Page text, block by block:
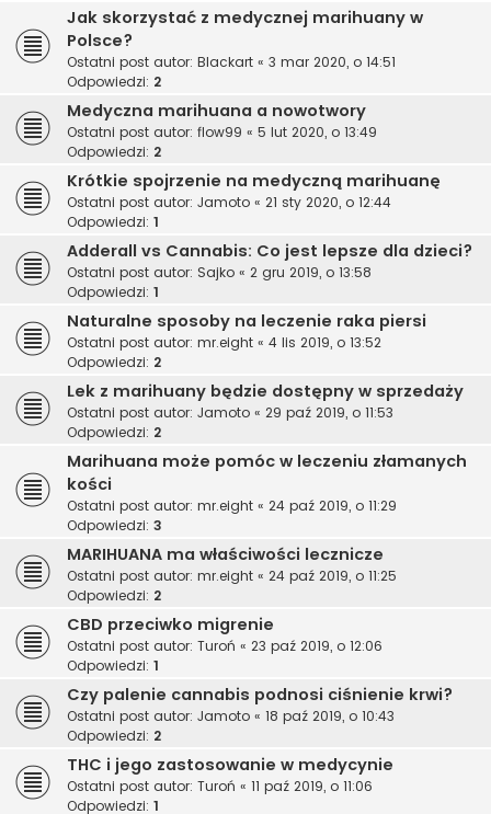
Jak skorzystać z medycznej marihuany w
Polsce?
Ostatni post autor: Blackart « 3 mar 2020, o 14:51
Odpowiedzi: 2
Medyczna marihuana a nowotwory
Ostatni post autor: flow99 « 5 lut 2020, o 13:49
Odpowiedzi: 2
Krótkie spojrzenie na medyczną marihuanę
Ostatni post autor: Jamoto « 21 sty 2020, o 12:44
Odpowiedzi: 1
Adderall vs Cannabis: Co jest lepsze dla dzieci?
Ostatni post autor: Sajko « 2 gru 2019, o 13:58
Odpowiedzi: 1
Naturalne sposoby na leczenie raka piersi
Ostatni post autor: mr.eight « 4 lis 2019, o 13:52
Odpowiedzi: 2
Lek z marihuany będzie dostępny w sprzedaży
Ostatni post autor: Jamoto « 29 paź 2019, o 11:53
Odpowiedzi: 2
Marihuana może pomóc w leczeniu złamanych
kości
Ostatni post autor: mr.eight « 24 paź 2019, o 11:29
Odpowiedzi: 3
MARIHUANA ma właściwości lecznicze
Ostatni post autor: mr.eight « 24 paź 2019, o 11:25
Odpowiedzi: 2
CBD przeciwko migrenie
Ostatni post autor: Turoń « 23 paź 2019, o 12:06
Odpowiedzi: 1
Czy palenie cannabis podnosi ciśnienie krwi?
Ostatni post autor: Jamoto « 18 paź 2019, o 10:43
Odpowiedzi: 2
THC i jego zastosowanie w medycynie
Ostatni post autor: Turoń « 11 paź 2019, o 11:06
Odpowiedzi: 1